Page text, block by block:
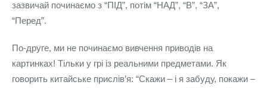
зазвичай починаємо з “ПІД”, потім “НАД”, “В”, “ЗА”,
“Перед”.
По-друге, ми не починаємо вивчення приводів на
картинках! Тільки у грі із реальними предметами. Як
говорить китайське прислів’я: “Скажи – і я забуду, покажи –